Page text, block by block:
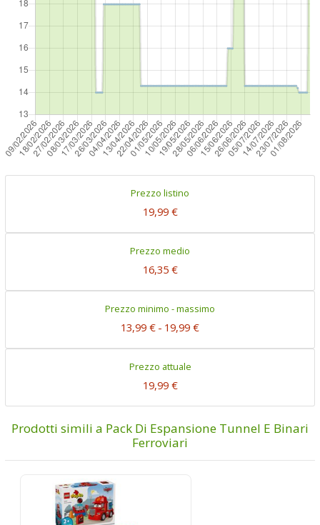
Prezzo listino
19,99 €
Prezzo medio
16,35 €
Prezzo minimo - massimo
13,99 € - 19,99 €
Prezzo attuale
19,99 €
Prodotti simili a Pack Di Espansione Tunnel E Binari
Ferroviari